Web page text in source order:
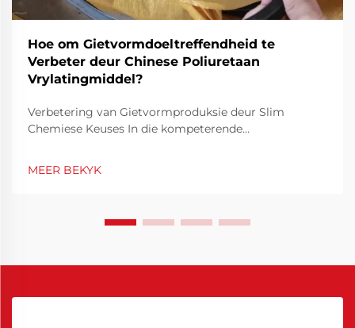
Hoe om Gietvormdoeltreffendheid te
Verbeter deur Chinese Poliuretaan
Vrylatingmiddel?
Verbetering van Gietvormproduksie deur Slim
Chemiese Keuses In die kompeterende
prioriteit nie, maar ook 'n finansiële noodsaaklikheid.
MEER BEKYK